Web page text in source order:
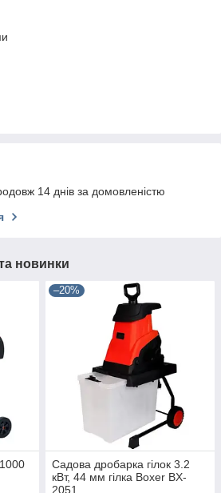
14 днів за домовленістю
новинки
–20%
Садова дробарка гілок 3.2
кВт, 44 мм гілка Boxer BX-
2051